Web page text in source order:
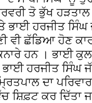
ਤੋ ਭੁੱਖ
ਹਰਜੀਤ ਸਿੰਘ
ਵੀ ਛੱਡਿਆ ਹੋਣ
ਹਨ । ਭਾਈ
ਹਰਜੀਤ ਸਿੰਘ
ਦਾ
ਸ਼ਿਫ਼ਟ ਕਰ ਦਿੱਤਾ